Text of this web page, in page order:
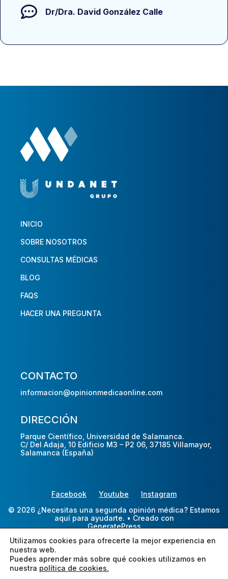
Dr/Dra. David González Calle
INICIO
SOBRE NOSOTROS
CONSULTAS MÉDICAS
BLOG
FAQS
HACER UNA PREGUNTA
CONTACTO
informacion@opinionmedicaonline.com
DIRECCIÓN
Parque Científico, Universidad de Salamanca.
C/ Del Adaja, 10 Edificio M3 – P2 06, 37185 Villamayor,
Salamanca (España)
Facebook Youtube
Instagram
© 2026 ¿Necesitas una segunda opinión médica? Estamos
aquí para ayudarte. • Creado con
GeneratePress
Utilizamos cookies para ofrecerte la mejor experiencia en
nuestra web.
Puedes aprender más sobre qué cookies utilizamos en
nuestra política de cookies.